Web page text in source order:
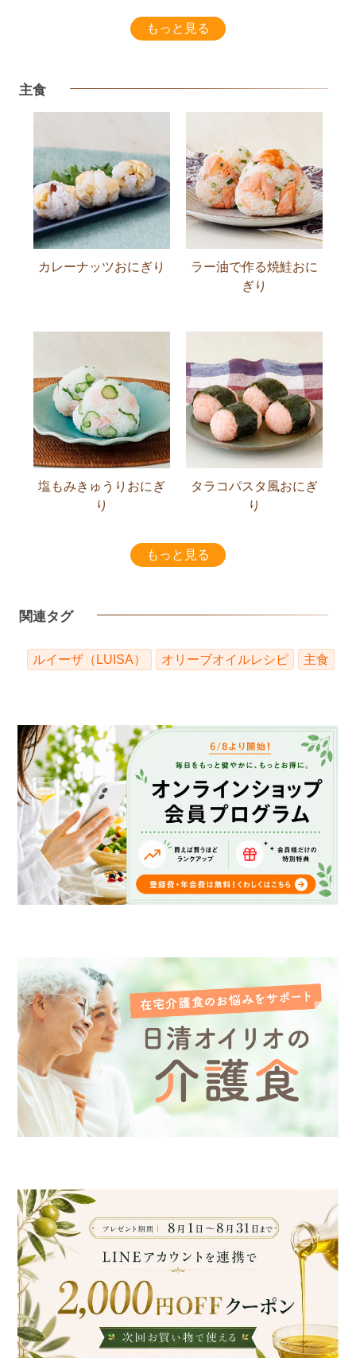
もっと見る
主食
カレーナッツおにぎり
ラー油で作る焼鮭おに
ぎり
塩もみきゅうりおにぎ
り
タラコパスタ風おにぎ
り
もっと見る
関連タグ
ルイーザ（LUISA） オリーブオイルレシピ 主食